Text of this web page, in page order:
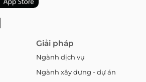
Giải pháp
Ngành dịch vụ
Ngành xây dựng - dự án